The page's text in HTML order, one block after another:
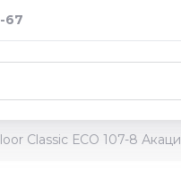
67
Classic ЕСО 107-8